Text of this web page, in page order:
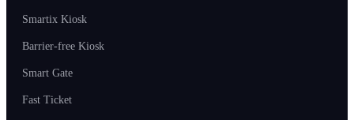
Smartix Kiosk
Barrier-free Kiosk
Smart Gate
Fast Ticket